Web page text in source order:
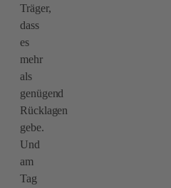
Träger,
dass
es
mehr
als
genügend
Rücklagen
gebe.
Und
am
Tag